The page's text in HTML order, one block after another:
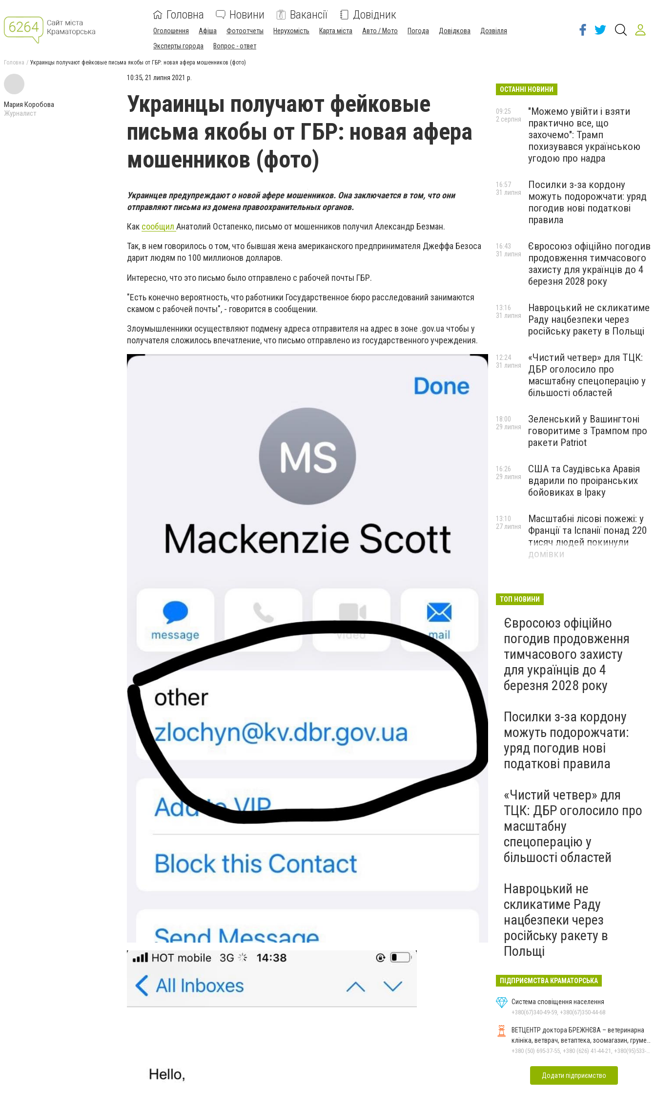
Головна Новини Вакансії Довідник
Оголошення Афіша Фотоотчеты Нерухомість Карта міста Авто / Мото Погода Довідкова
Дозвілля
Эксперты города
Вопрос - ответ
Головна Украинцы получают фейковые письма якобы от ГБР: новая афера мошенников (фото)
Мария Коробова
Журналист
10:35, 21 липня 2021 р.
Украинцы получают фейковые
письма якобы от ГБР: новая афера
мошенников (фото)
Украинцев предупреждают о новой афере мошенников. Она заключается в том, что они
отправляют письма из домена правоохранительных органов.
Как сообщил Анатолий Остапенко, письмо от мошенников получил Александр Безман.
Так, в нем говорилось о том, что бывшая жена американского предпринимателя Джеффа Безоса
дарит людям по 100 миллионов долларов.
Интересно, что это письмо было отправлено с рабочей почты ГБР.
"Есть конечно вероятность, что работники Государственное бюро расследований занимаются
скамом с рабочей почты", - говорится в сообщении.
Злоумышленники осуществляют подмену адреса отправителя на адрес в зоне .gov.ua чтобы у
получателя сложилось впечатление, что письмо отправлено из государственного учреждения.
ОСТАННІ НОВИНИ
"Можемо увійти і взяти
практично все, що
захочемо": Трамп
похизувався українською
угодою про надра
09:25
2 серпня
Посилки з-за кордону
можуть подорожчати: уряд
погодив нові податкові
правила
16:57
31 липня
Євросоюз офіційно погодив
продовження тимчасового
захисту для українців до 4
березня 2028 року
16:43
31 липня
Навроцький не скликатиме
Раду нацбезпеки через
російську ракету в Польщі
13:16
31 липня
«Чистий четвер» для ТЦК:
ДБР оголосило про
масштабну спецоперацію у
більшості областей
12:24
31 липня
Зеленський у Вашингтоні
говоритиме з Трампом про
ракети Patriot
18:00
29 липня
США та Саудівська Аравія
вдарили по проіранських
бойовиках в Іраку
16:26
29 липня
Масштабні лісові пожежі: у
Франції та Іспанії понад 220
тисяч людей покинули
домівки
13:10
27 липня
ТОП НОВИНИ
Євросоюз офіційно
погодив продовження
тимчасового захисту
для українців до 4
березня 2028 року
Посилки з-за кордону
можуть подорожчати:
уряд погодив нові
податкові правила
«Чистий четвер» для
ТЦК: ДБР оголосило про
масштабну
спецоперацію у
більшості областей
Навроцький не
скликатиме Раду
нацбезпеки через
російську ракету в
Польщі
ПІДПРИЄМСТВА КРАМАТОРСЬКА
Система сповіщення населення
+380(67)340-49-59, +380(67)350-44-68
ВЕТЦЕНТР доктора БРЕЖНЄВА – ветеринарна
клініка, ветврач, ветаптека, зоомагазин, грумер,
стрижки.
+380 (50) 695-37-55, +380 (626) 41-44-21, +380(95)533-90-03
Додати підприємство